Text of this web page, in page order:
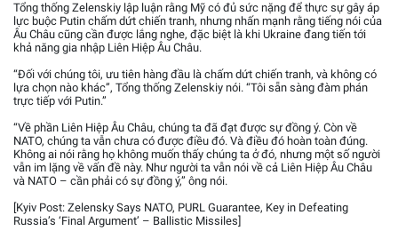
Tổng thống Zelenskiy lập luận rằng Mỹ có đủ sức nặng để thực sự gây áp
lực buộc Putin chấm dứt chiến tranh, nhưng nhấn mạnh rằng tiếng nói của
Âu Châu cũng cần được lắng nghe, đặc biệt là khi Ukraine đang tiến tới
khả năng gia nhập Liên Hiệp Âu Châu.
“Đối với chúng tôi, ưu tiên hàng đầu là chấm dứt chiến tranh, và không có
lựa chọn nào khác”, Tổng thống Zelenskiy nói. “Tôi sẵn sàng đàm phán
trực tiếp với Putin.”
“Về phần Liên Hiệp Âu Châu, chúng ta đã đạt được sự đồng ý. Còn về
NATO, chúng ta vẫn chưa có được điều đó. Và điều đó hoàn toàn đúng.
Không ai nói rằng họ không muốn thấy chúng ta ở đó, nhưng một số người
vẫn im lặng về vấn đề này. Như người ta vẫn nói về cả Liên Hiệp Âu Châu
và NATO – cần phải có sự đồng ý,” ông nói.
[Kyiv Post: Zelensky Says NATO, PURL Guarantee, Key in Defeating
Russia’s ‘Final Argument’ – Ballistic Missiles]